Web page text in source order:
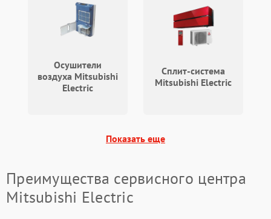
Осушители
воздуха Mitsubishi
Electric
Сплит-система
Mitsubishi Electric
Показать еще
Преимущества сервисного центра
Mitsubishi Electric